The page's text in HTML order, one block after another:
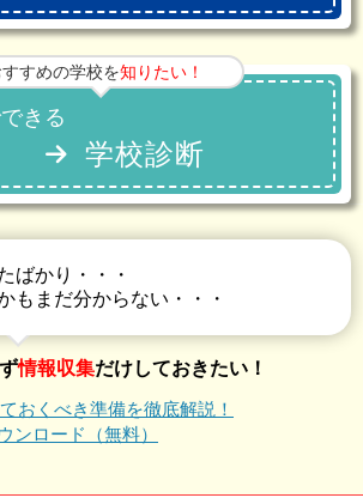
すすめの学校を知りたい！
きる
学校診断
ばかり・・・
もまだ分からない・・・
情報収集だけしておきたい！
おくべき準備を徹底解説！
ンロード（無料）